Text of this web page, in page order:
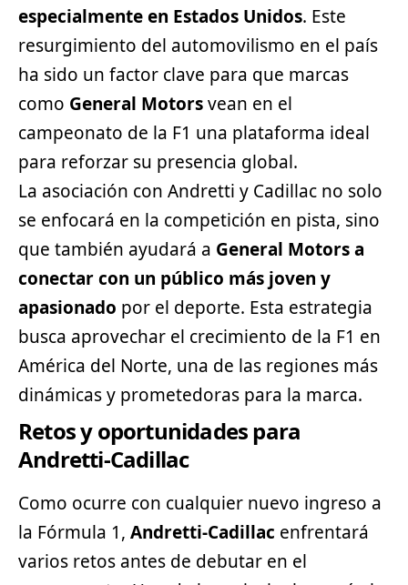
especialmente en Estados Unidos. Este
resurgimiento del automovilismo en el país
ha sido un factor clave para que marcas
como General Motorsvean en el
campeonato de la F1 una plataforma ideal
para reforzar su presencia global.
La asociación con Andretti y Cadillac no solo
se enfocará en la competición en pista, sino
que también ayudará a General Motors a
conectar con un público más joven y
apasionado por el deporte. Esta estrategia
busca aprovechar el crecimiento de la F1 en
América del Norte, una de las regiones más
dinámicas y prometedoras para la marca.
Retos y oportunidades para
Andretti-Cadillac
Como ocurre con cualquier nuevo ingreso a
la Fórmula 1, Andretti-Cadillac enfrentará
varios retos antes de debutar en el